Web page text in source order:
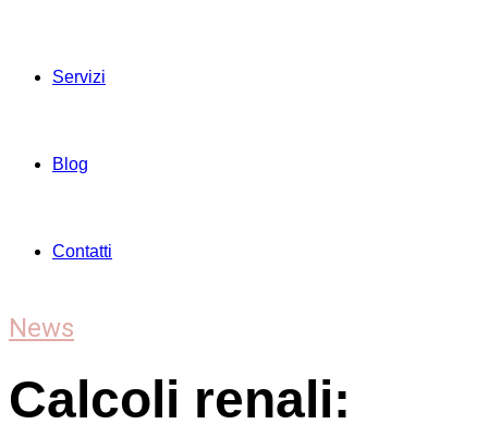
Servizi
Blog
Contatti
News
Calcoli renali: